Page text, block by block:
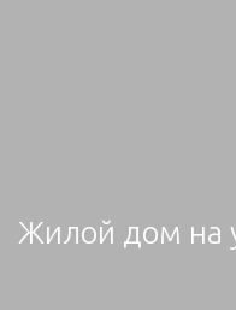
Жилой дом на